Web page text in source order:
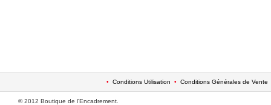
• Conditions Utilisation • Conditions Générales de Vente
© 2012 Boutique de l'Encadrement.